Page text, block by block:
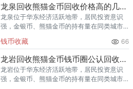
回收渠道里，能精准识别版别溢
龙泉回收熊猫金币回收价格高的几家推荐
龙泉位于华东经济活跃地带，居民投资意识
强，金银币、熊猫金币的持有量在同类城市
熊猫金币的需求就明显升温，但鱼龙混杂的
回收渠道里，能精准识别版别溢
钱币收藏 66
龙岩回收熊猫金币钱币圈公认回收渠道排行
龙岩位于华东经济活跃地带，居民投资意识
强，金银币、熊猫金币的持有量在同类城市